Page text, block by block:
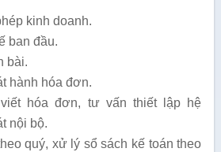
kinh doanh.
ban đầu.
bài.
hành hóa đơn.
hóa đơn, tư vấn thiết lập hệ
nội bộ.
quý, xử lý sổ sách kế toán theo